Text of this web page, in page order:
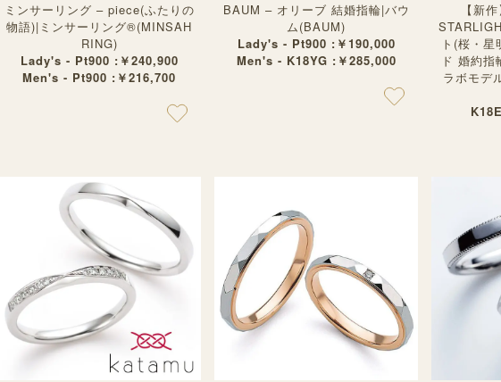
ミンサーリング – piece(ふたりの
物語)|ミンサーリング®︎(MINSAH
RING)
Lady's - Pt900 :￥240,900
Men's - Pt900 :￥216,700
BAUM – オリーブ 結婚指輪|バウ
ム(BAUM)
Lady's - Pt900 :￥190,000
Men's - K18YG :￥285,000
【新
ト(桜・
ド 婚約
ラボモデ